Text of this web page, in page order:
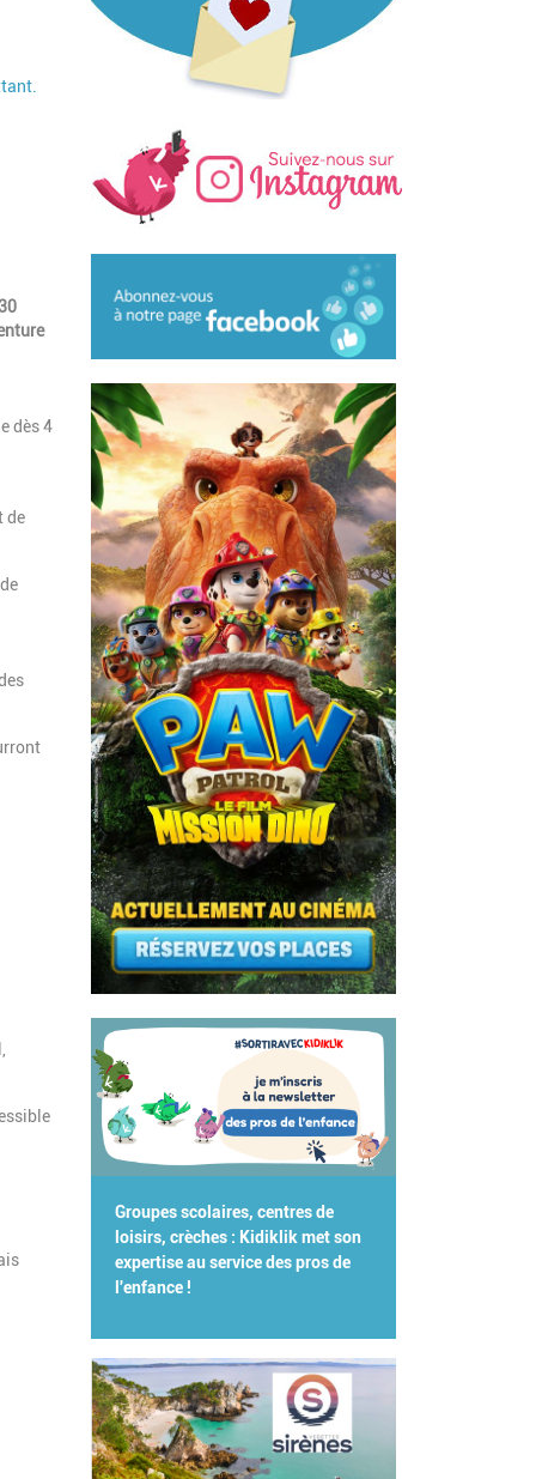
dès 4
de
Groupes scolaires, centres de
loisirs, crèches : Kidiklik met son
expertise au service des pros de
l'enfance !